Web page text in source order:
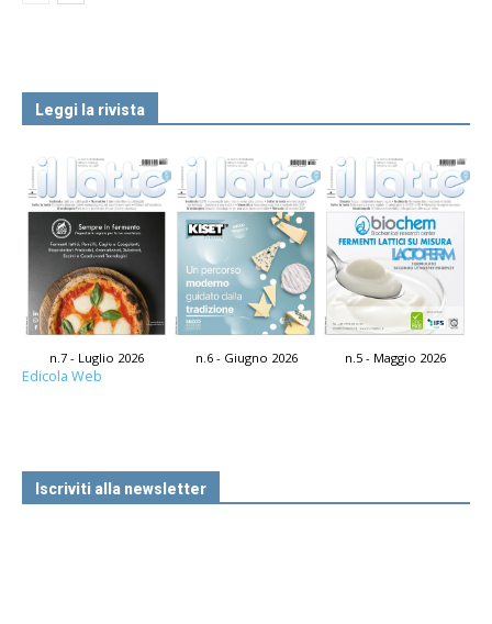
Leggi la rivista
n.7 - Luglio 2026 n.6 - Giugno 2026 n.5 - Maggio 2026
Edicola Web
Iscriviti alla newsletter